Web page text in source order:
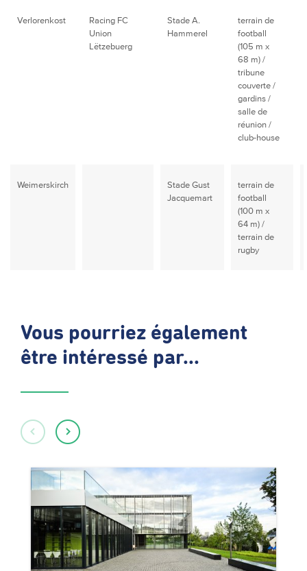
Verlorenkost
Racing FC
Union
Lëtzebuerg
Stade A.
Hammerel
terrain de
football
(105 m x
68 m) /
tribune
couverte /
gardins /
salle de
réunion /
club-house
Weimerskirch
Stade Gust
Jacquemart
terrain de
football
(100 m x
64 m) /
terrain de
rugby
Vous pourriez également
être intéressé par...